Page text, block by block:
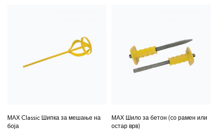
МАХ Classic Шипка за мешање на
боја
МАХ Шило за бетон (со рамен или
остар врв)